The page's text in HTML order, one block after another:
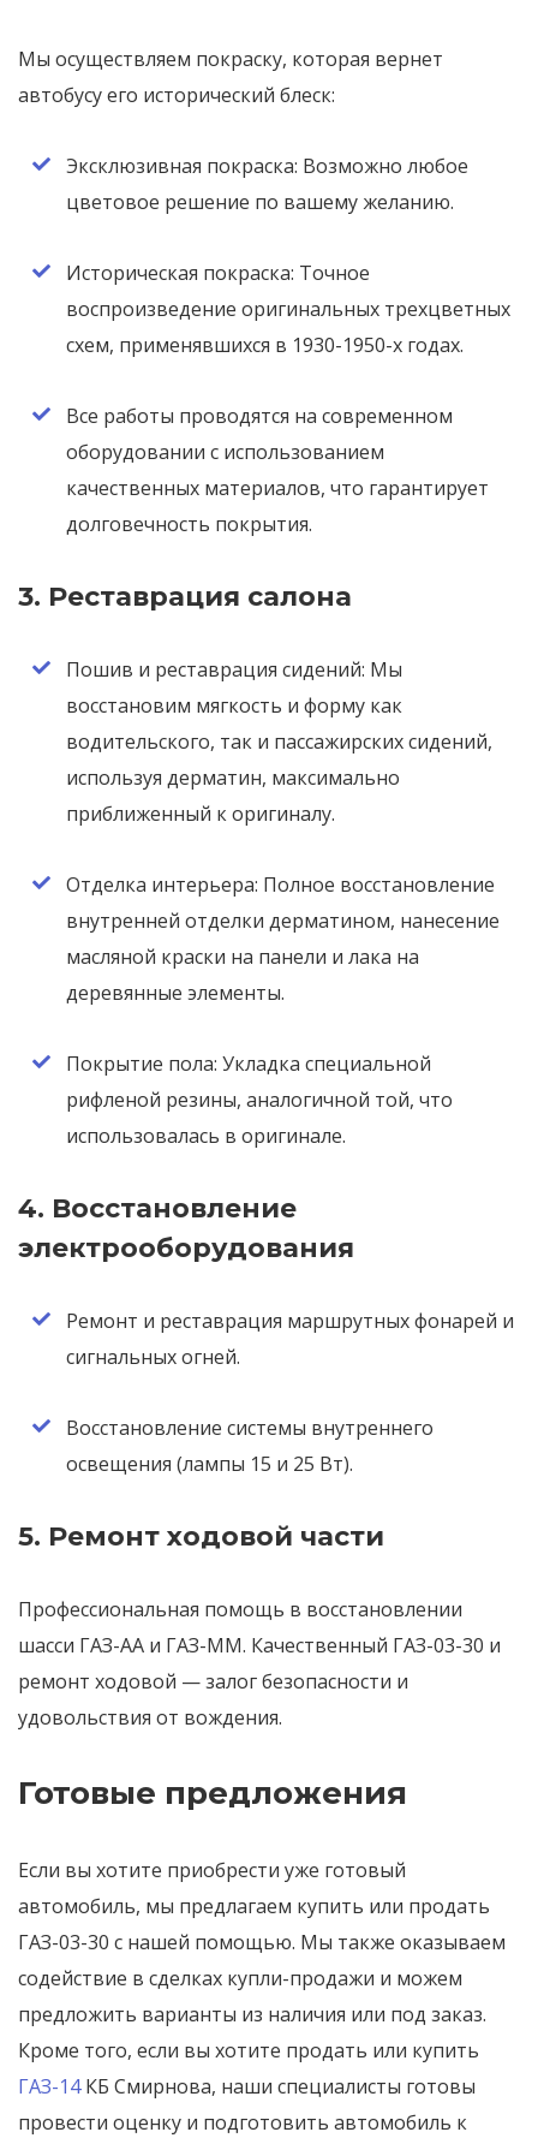
Мы осуществляем покраску, которая вернет
автобусу его исторический блеск:
Эксклюзивная покраска: Возможно любое
цветовое решение по вашему желанию.
Историческая покраска: Точное
воспроизведение оригинальных трехцветных
схем, применявшихся в 1930-1950-х годах.
Все работы проводятся на современном
оборудовании с использованием
качественных материалов, что гарантирует
долговечность покрытия.
3. Реставрация салона
Пошив и реставрация сидений: Мы
восстановим мягкость и форму как
водительского, так и пассажирских сидений,
используя дерматин, максимально
приближенный к оригиналу.
Отделка интерьера: Полное восстановление
внутренней отделки дерматином, нанесение
масляной краски на панели и лака на
деревянные элементы.
Покрытие пола: Укладка специальной
рифленой резины, аналогичной той, что
использовалась в оригинале.
4. Восстановление
электрооборудования
Ремонт и реставрация маршрутных фонарей и
сигнальных огней.
Восстановление системы внутреннего
освещения (лампы 15 и 25 Вт).
5. Ремонт ходовой части
Профессиональная помощь в восстановлении
шасси ГАЗ-АА и ГАЗ-ММ. Качественный ГАЗ-03-30 и
ремонт ходовой — залог безопасности и
удовольствия от вождения.
Готовые предложения
Если вы хотите приобрести уже готовый
автомобиль, мы предлагаем купить или продать
ГАЗ-03-30 с нашей помощью. Мы также оказываем
содействие в сделках купли-продажи и можем
предложить варианты из наличия или под заказ.
Кроме того, если вы хотите продать или купить
ГАЗ-14КБ Смирнова, наши специалисты готовы
провести оценку и подготовить автомобиль к